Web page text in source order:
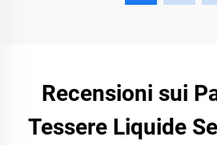
Recensioni sui
Tessere Liquide